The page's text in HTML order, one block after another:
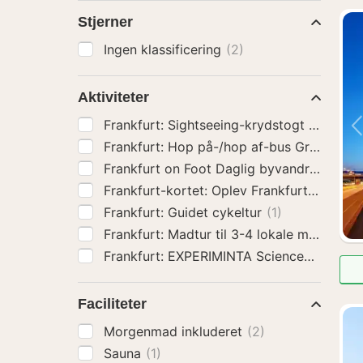
Stjerner
Ingen klassificering (2)
Aktiviteter
Frankfurt: Guidet cykeltur (1)
Frankfurt: Madtur til 3-4 lokale
Faciliteter
Morgenmad inkluderet (2)
Sauna (1)